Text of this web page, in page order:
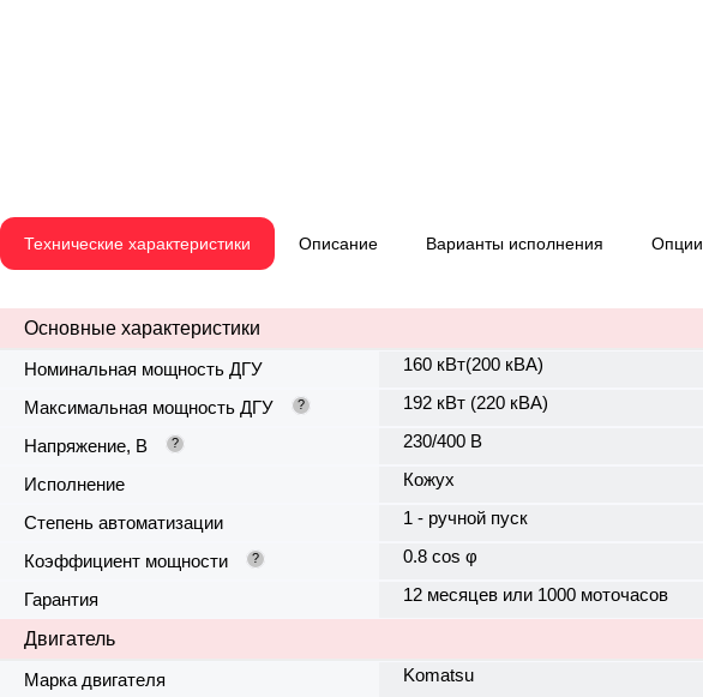
Технические характеристики Описание Варианты исполнения Опции
Основные характеристики
Номинальная мощность ДГУ
160 кВт(200 кВА)
Максимальная мощность ДГУ ? 192 кВт (220 кВА)
Напряжение, В ? 230/400 В
Исполнение Кожух
Степень автоматизации 1 - ручной пуск
Коэффициент мощности ? 0.8 cos φ
Гарантия 12 месяцев или 1000 моточасов
Двигатель
Марка двигателя
Komatsu